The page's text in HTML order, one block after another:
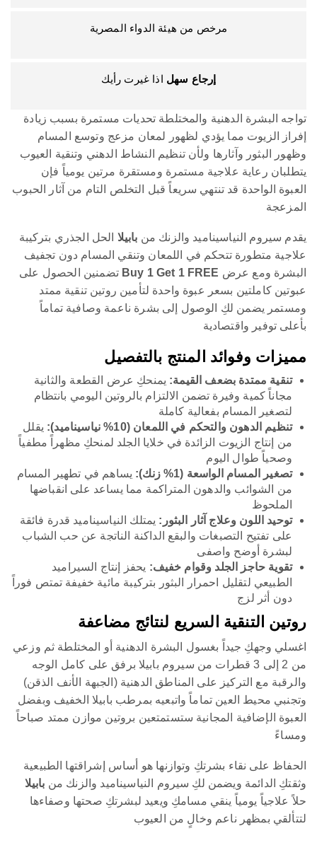
مرخص من هيئة الدواء المصرية
إرجاع سهل اذا غيرت رأيك
تواجه البشرة الدهنية والمختلطة تحديات مستمرة بسبب زيادة
إفراز الزيوت مما يؤدي لظهور لمعان مزعج وتوسع المسام
وظهور البثور وآثارها ولأن تنظيم النشاط الدهني وتنقية العيوب
يتطلبان رعاية علاجية مستمرة ومستقرة مرتين يومياً فإن
العبوة الواحدة قد تنتهي سريعاً قبل التخلص التام من آثار الحبوب
المزعجة
يقدم سيروم النياسيناميد والزنك من بابيلا الحل الجذري بتركيبة
علاجية متطورة تتحكم في اللمعان وتنقي المسام دون تجفيف
البشرة ومع عرض Buy 1 Get 1 FREE تضمنين الحصول على
عبوتين كاملتين بسعر عبوة واحدة لتأمين روتين تنقية ممتد
ومستمر يضمن لكِ الوصول إلى بشرة ناعمة وصافية تماماً
بأعلى توفير واقتصادية
مميزات وفوائد المنتج بالتفصيل
تنقية ممتدة بضعف القيمة: يمنحكِ عرض القطعة والثانية
مجاناً كمية وفيرة تضمن الالتزام بالروتين اليومي بانتظام
لتصغير المسام بفعالية كاملة
تنظيم الدهون والتحكم في اللمعان (10% نياسيناميد):
يقلل
من إنتاج الزيوت الزائدة في خلايا الجلد لمنحكِ مظهراً مطفياً
وصحياً طوال اليوم
تصغير المسام الواسعة (1% زنك):
يساهم في تطهير المسام
من الشوائب والدهون المتراكمة مما يساعد على انقباضها
الملحوظ
توحيد اللون وعلاج آثار البثور: يمتلك النياسيناميد قدرة فائقة
على تفتيح التصبغات والبقع الداكنة الناتجة عن حب الشباب
لبشرة أوضح واصفى
تقوية حاجز الجلد وقوام خفيف: يحفز إنتاج السيراميد
الطبيعي لتقليل احمرار البثور بتركيبة مائية خفيفة تمتص فوراً
دون أثر لزج
روتين التنقية السريع لنتائج مضاعفة
اغسلي وجهكِ جيداً بغسول البشرة الدهنية أو المختلطة ثم وزعي
من 2 إلى 3 قطرات من سيروم بابيلا برفق على كامل الوجه
والرقبة مع التركيز على المناطق الدهنية (الجبهة الأنف الذقن)
وتجنبي محيط العين تماماً واتبعيه بمرطب بابيلا الخفيف وبفضل
العبوة الإضافية المجانية ستستمتعين بروتين موازن ممتد صباحاً
ومساءً
الحفاظ على نقاء بشرتكِ وتوازنها هو أساس إشراقتها الطبيعية
وثقتكِ الدائمة ويضمن لكِ سيروم النياسيناميد والزنك من بابيلا
حلاً علاجياً يومياً ينقي مسامكِ ويعيد لبشرتكِ صحتها وصفاءها
لتتألقي بمظهر ناعم وخالٍ من العيوب